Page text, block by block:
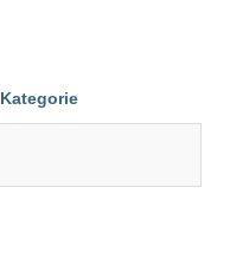
Kategorie